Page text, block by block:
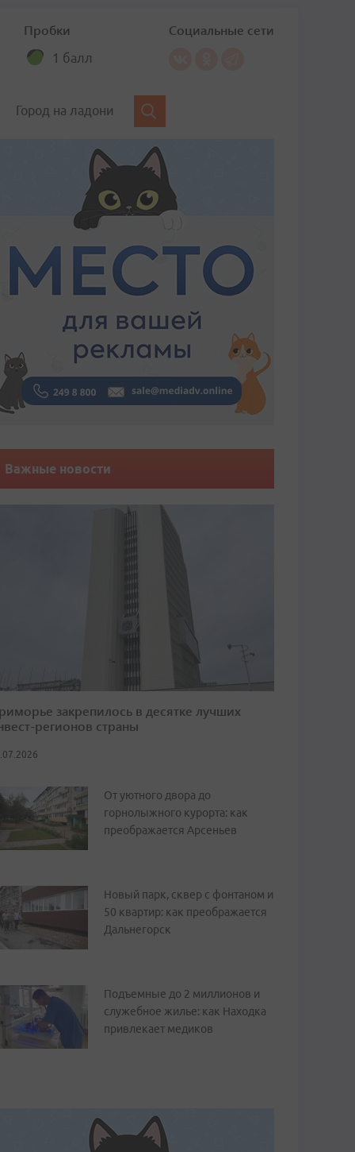
Пробки
1 балл
Социальные сети
Город на ладони
Важные новости
закрепилось в десятке лучших
регионов страны
От уютного двора до
горнолыжного курорта: как
преображается Арсеньев
Новый парк, сквер с фонтаном и
50 квартир: как преображается
Дальнегорск
Подъемные до 2 миллионов и
служебное жилье: как Находка
привлекает медиков